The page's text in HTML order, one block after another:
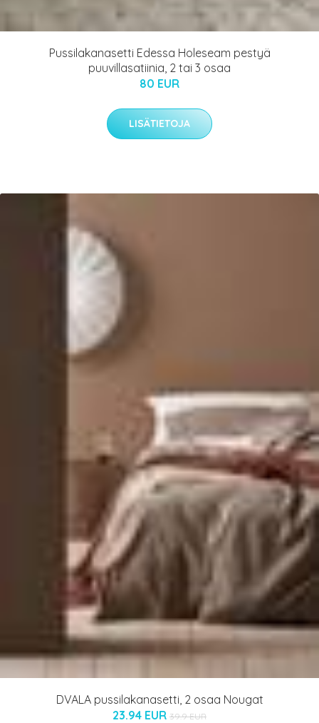
Pussilakanasetti Edessa Holeseam pestyä
puuvillasatiinia, 2 tai 3 osaa
80 EUR
LISÄTIETOJA
DVALA pussilakanasetti, 2 osaa Nougat
23.94 EUR 39.9 EUR